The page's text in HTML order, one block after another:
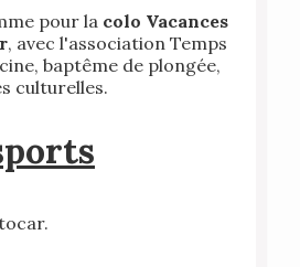
pour la colo Vacances
, avec l'association Temps
baptême de plongée,
culturelles.